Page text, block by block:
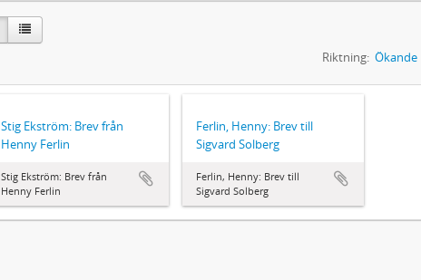
Riktning: Ökande
Stig Ekström: Brev från
Henny Ferlin
Stig Ekström: Brev från
Henny Ferlin
Ferlin, Henny: Brev till
Sigvard Solberg
Ferlin, Henny: Brev till
Sigvard Solberg